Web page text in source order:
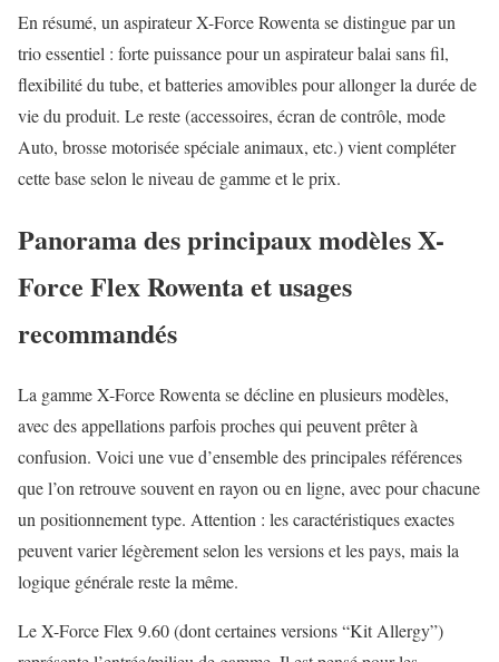
En résumé, un aspirateur X-Force Rowenta se distingue par un
trio essentiel : forte puissance pour un aspirateur balai sans fil,
flexibilité du tube, et batteries amovibles pour allonger la durée de
vie du produit. Le reste (accessoires, écran de contrôle, mode
Auto, brosse motorisée spéciale animaux, etc.) vient compléter
cette base selon le niveau de gamme et le prix.
Panorama des principaux modèles X-
Force Flex Rowenta et usages
recommandés
La gamme X-Force Rowenta se décline en plusieurs modèles,
avec des appellations parfois proches qui peuvent prêter à
confusion. Voici une vue d’ensemble des principales références
que l’on retrouve souvent en rayon ou en ligne, avec pour chacune
un positionnement type. Attention : les caractéristiques exactes
peuvent varier légèrement selon les versions et les pays, mais la
logique générale reste la même.
Le X-Force Flex 9.60 (dont certaines versions “Kit Allergy”)